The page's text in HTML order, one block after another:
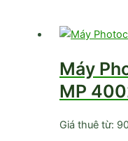
Máy
MP
Giá thuê từ: